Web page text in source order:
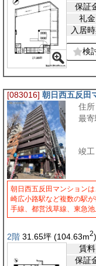
保証
礼金
入居
検
[083016] 朝日西五反田
住所
最寄
竣工
朝日西五反田マンション
崎広小路駅など複数の駅
手線、都営浅草線、東急
2階 31.65坪 (104.63m2)
賃料
保証